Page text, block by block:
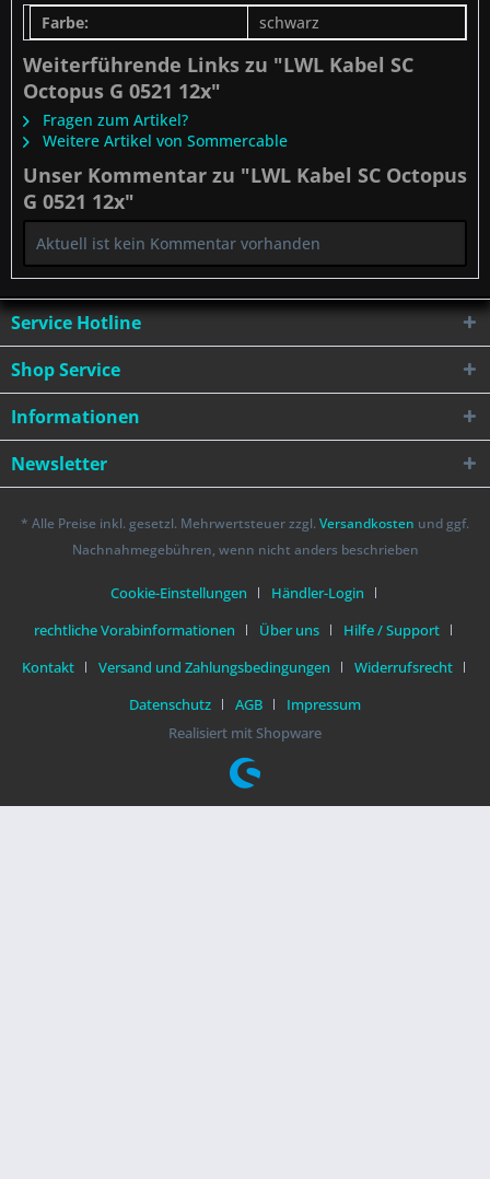
Farbe: schwarz
Weiterführende Links zu "LWL Kabel SC
Octopus G 0521 12x"
Fragen zum Artikel?
Weitere Artikel von Sommercable
Unser Kommentar zu "LWL Kabel SC Octopus
G 0521 12x"
Aktuell ist kein Kommentar vorhanden
Service Hotline
Shop Service
Informationen
Newsletter
* Alle Preise inkl. gesetzl. Mehrwertsteuer zzgl. Versandkosten und ggf.
Nachnahmegebühren, wenn nicht anders beschrieben
Cookie-Einstellungen
Händler-Login
rechtliche Vorabinformationen
Über uns
Hilfe / Support
Kontakt
Versand und Zahlungsbedingungen
Widerrufsrecht
Datenschutz
AGB
Impressum
Realisiert mit Shopware